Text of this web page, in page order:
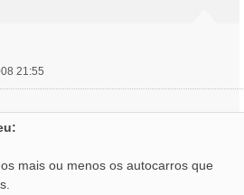
21:55
mais ou menos os autocarros que